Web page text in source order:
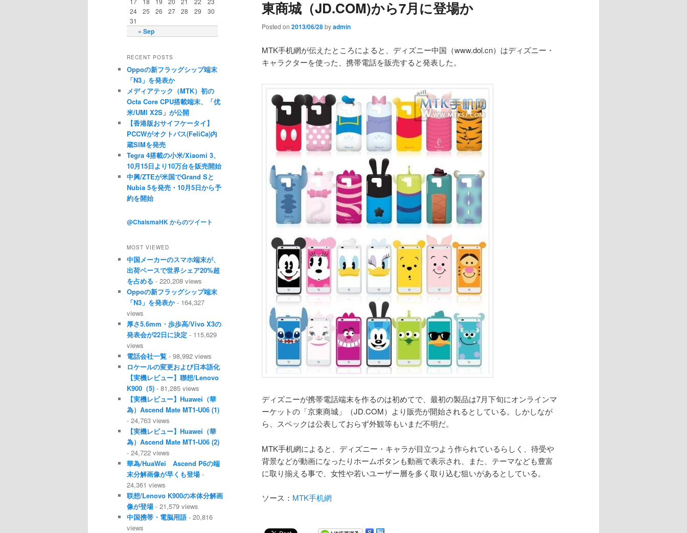
東商城（JD.COM)から7月に登場か
Posted on 2013/06/28byadmin
MTK手机網が伝えたところによると、ディズニー中国（www.dol.cn）はディズニー・
キャラクターを使った、携帯電話を販売すると発表した。
ディズニーが携帯電話端末を作るのは初めてで、最初の製品は7月下旬にオンラインマ
ーケットの「京東商城」（JD.COM）より販売が開始されるとしている。しかしなが
ら、スペックは公表しておらず外観等もいまだ不明だ。
MTK手机網によると、ディズニー・キャラが目立つよう作られているらしく、待受や
背景などが動画になったりホームボタンも動画で表示され、また、テーマなども豊富
に取り揃える事で、女性や若いユーザー層を多く取り込む狙いがあるとしている。
ソース： MTK手机網
« Sep
24
25 26 27 28 29
30
31
RECENT POSTS
Oppoの新フラッグシップ端末
「N3」を発表か
メディアテック（MTK）初の
Octa Core CPU搭載端末、「优
米/UMI X2S」が公開
【香港版おサイフケータイ】
PCCWがオクトパス(FeliCa)内
蔵SIMを発売
Tegra 4搭載の小米/Xiaomi 3、
10月15日より10万台を販売開始
中興/ZTEが米国でGrand Sと
Nubia 5を発売・10月5日から予
約を開始
@ChaismaHK からのツイート
MOST VIEWED
中国メーカーのスマホ端末が、
出荷ベースで世界シェア20%超
を占める - 220,208 views
Oppoの新フラッグシップ端末
「N3」を発表か- 164,327
views
厚さ5.6mm・歩歩高/Vivo X3の
発表会が22日に決定 - 115,629
views
電話会社一覧 - 98,992 views
ロケールの変更および日本語化
【実機レビュー】聯想/Lenovo
K900（5) - 81,285 views
【実機レビュー】Huawei（華
為）Ascend Mate MT1-U06 (1)
- 24,763 views
【実機レビュー】Huawei（華
為）Ascend Mate MT1-U06 (2)
- 24,722 views
華為/HuaWei Ascend P6の端
末分解画像が早くも登場-
24,361 views
联想/Lenovo K900の本体分解画
像が登場- 21,579 views
中国携帯・電脳用語- 20,816
views